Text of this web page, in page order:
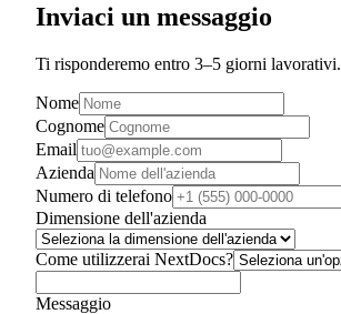
Inviaci un messaggio
Ti risponderemo entro 3–5 giorni lavorativi.
Nome
Cognome
Email
Azienda
Numero di telefono
Dimensione dell'azienda
Come utilizzerai NextDocs?
Messaggio